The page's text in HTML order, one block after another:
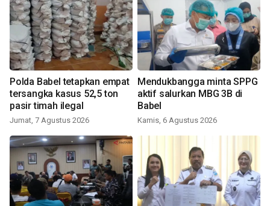
Polda Babel tetapkan empat
tersangka kasus 52,5 ton
pasir timah ilegal
Jumat, 7 Agustus 2026
Mendukbangga minta SPPG
aktif salurkan MBG 3B di
Babel
Kamis, 6 Agustus 2026